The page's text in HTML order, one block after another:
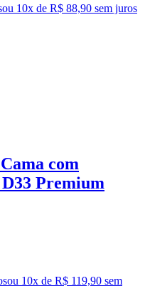
ou 10x de R$ 88,90 sem juros
com
Premium
ou 10x de R$ 119,90 sem